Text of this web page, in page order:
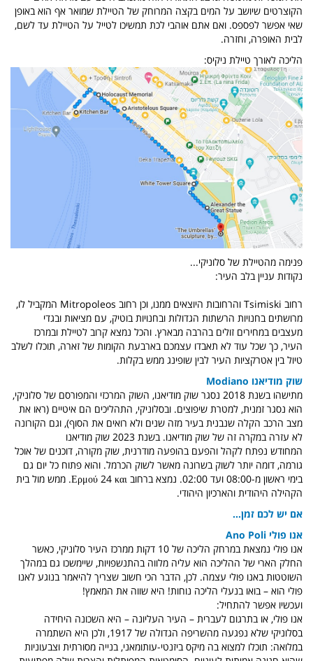
הקוצרטים שיושב על המים בקצה המרוחק של הטיילת שמואר אף הוא באופן
שאי אפשר לפספס. ואם אתם אוהבי לכת תמשיכו לטייל על הטיילת עד לשם,
לבית האופרה, וחזרה.
הליכה לאורך טיילת ניקיס:
פנימה מהטיילת של סלוניקי...
נקודות עניין בלב העיר:
רחוב Tsimiski והרחובות היוצאים ממנו, וכן רחוב Mitropoleos המקביל לו,
מרושתים בחנויות הרשתות הגדולות ובחנויות בוטיק, עם מציאות ובגדי
מעצבים במחירים זולים בהרבה מבארץ. והכל נמצא קרוב לטיילת ובמרכז
העיר, כך שכל עוד לא תאבדו עצמכם בארבעת הקומות של זארה, תוכלו לשלב
טיול בין אטרקציות העיר לבין שופינג ממש בקלות.
שוק מודיאנו Modiano
מתישהו בשנת 2018 נסגר שוק מודיאנו, השוק המרכזי והמפורסם של סלוניקי,
הוא נסגר זמנית, למטרת שיפוצים. ובסלוניקי, התהליכים הם איטיים (ראו את
מצב הרכב הקלה שנבנית בעיר מזה שנים ולא רואים את הסוף), וגם הקורונה
לא עזרה במקרה זה של שוק מודיאנו. בשנת 2023 שוק מודיאנו
המחודש נפתח לקהל והפעם בהופעה מודרנית, שוק מקורה, דוכנים של אוכל
גורמה, דומה יותר לשוק בשרונה מאשר לשוק הכרמל. והוא פתוח כל יום גם
בימי ראשון מ-08:00 ועד 02:00. נמצא ברחוב Ερμού 24 και. ממש מול בית
הקהילה היהודית והארכיון היהודי.
אם יש לכם זמן...
אנו פולי Ano Poli
אנו פולי נמצאת במרחק הליכה של 10 דקות ממרכז העיר סלוניקי, כאשר
החלק הארי של ההליכה הוא עליה מלווה בהתנשפויות, שיימשכו גם במהלך
השוטטות באנו פולי עצמה. לכן, הדבר הכי חשוב שצריך להיאמר בנוגע לאנו
פולי הוא – בואו בנעלי הליכה נוחות! היא שווה את המאמץ!
ועכשיו אפשר להתחיל:
אנו פולי, או בתרגום לעברית – העיר העליונה – היא השכונה היחידה
בסלוניקי שלא נפגעה מהשריפה הגדולה של 1917, ולכן היא השתמרה
במלואה: תוכלו למצוא בה מיקס ביזנטי-עותומאני, בנייה מסורתית וצבעוניות